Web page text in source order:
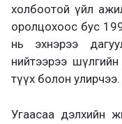
холбоотой үйл
оролцохоос бус
нь эхнэрээ
нийтээрээ
түүх болон улирчээ.
Угаасаа дэлхийн